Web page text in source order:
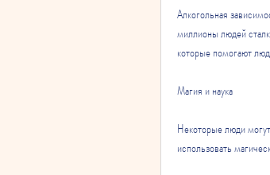
Алкогольная
миллионы людей
которые помогают
Магия и наука
Некоторые люди
использовать